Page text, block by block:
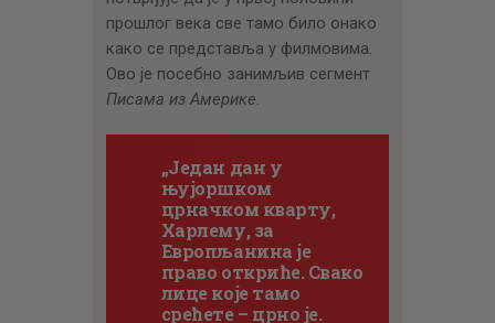
прошлог века све тамо било онако
како се представља у филмовима.
Ово је посебно занимљив сегмент
Писама из Америке.
„Један дан у
њујоршком
црначком кварту,
Харлему, за
Европљанина је
право откриће. Свако
лице које тамо
срећете – црно је.